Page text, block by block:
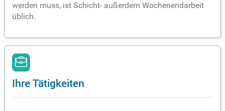
werden muss, ist Schicht- außerdem Wochenendarbeit
üblich.
Ihre Tätigkeiten